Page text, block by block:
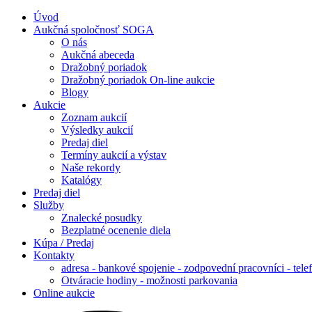
Úvod
Aukčná spoločnosť SOGA
O nás
Aukčná abeceda
Dražobný poriadok
Dražobný poriadok On-line aukcie
Blogy
Aukcie
Zoznam aukcií
Výsledky aukcií
Predaj diel
Termíny aukcií a výstav
Naše rekordy
Katalógy
Predaj diel
Služby
Znalecké posudky
Bezplatné ocenenie diela
Kúpa / Predaj
Kontakty
adresa - bankové spojenie - zodpovední pracovníci -
Otváracie hodiny - možnosti parkovania
Online aukcie